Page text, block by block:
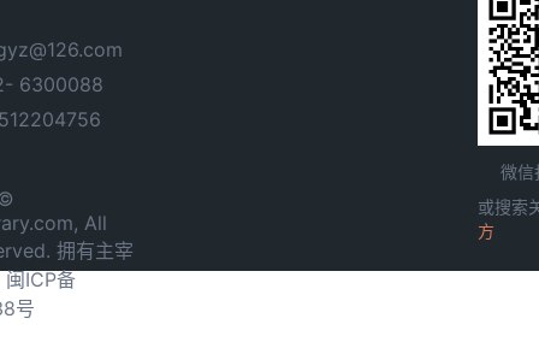
6300088
All
拥有主宰
闽ICP备
号
微信
或搜索
方